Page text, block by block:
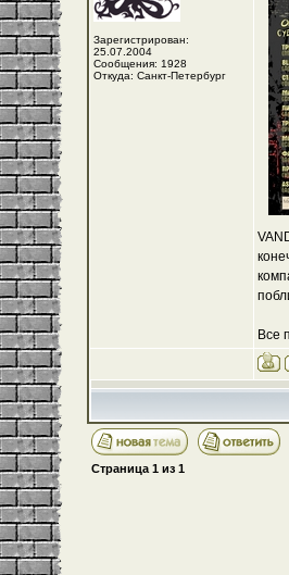
Зарегистрирован:
25.07.2004
Сообщения: 1928
Откуда: Санкт-Петербург
Все
Страница 1из 1